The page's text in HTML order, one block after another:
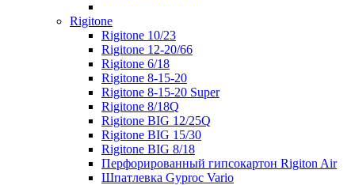
Rigitone
Rigitone 10/23
Rigitone 12-20/66
Rigitone 6/18
Rigitone 8-15-20
Rigitone 8-15-20 Super
Rigitone 8/18Q
Rigitone BIG 12/25Q
Rigitone BIG 15/30
Rigitone BIG 8/18
Перфорированный гипсокартон Rigiton Air
Шпатлевка Gyproc Vario